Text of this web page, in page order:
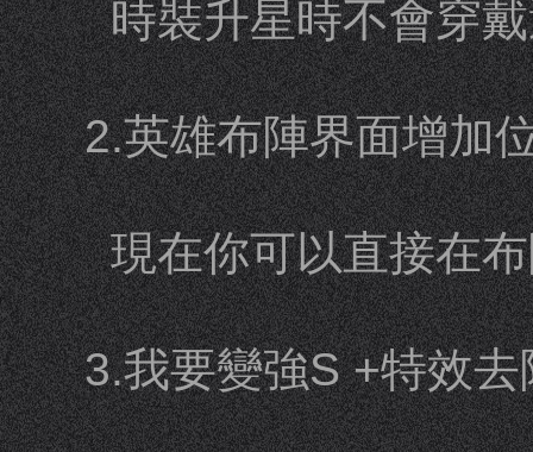
時裝升星時不會穿
2.英雄布陣界面增加
現在你可以直接在布
3.我要變強S +特效去